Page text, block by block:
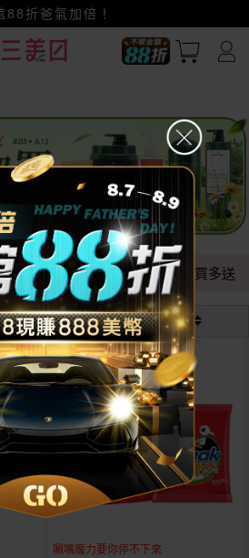
換好禮~立即換GO~
~美幣+全點折上折超划算
88折爸氣加倍！
年最低 多件優惠 多買多送
最新 價格
唰嘴魔力要你停不下來